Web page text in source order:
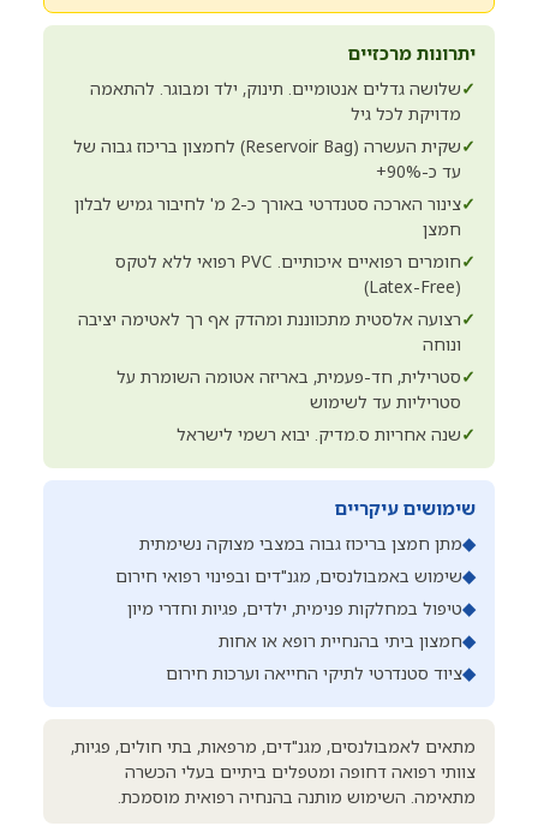
יתרונות מרכזיים
✓שלושה גדלים אנטומיים. תינוק, ילד ומבוגר. להתאמה
מדויקת לכל גיל
✓
שקית העשרה (Reservoir Bag) לחמצון בריכוז גבוה של
עד כ-90%+
✓
צינור הארכה סטנדרטי באורך כ-2 מ' לחיבור גמיש לבלון
חמצן
✓
חומרים רפואיים איכותיים. PVC רפואי ללא לטקס
(Latex-Free)
✓רצועה אלסטית מתכווננת ומהדק אף רך לאטימה יציבה
ונוחה
✓סטרילית, חד-פעמית, באריזה אטומה השומרת על
סטריליות עד לשימוש
✓שנה אחריות ס.מדיק. יבוא רשמי לישראל
שימושים עיקריים
◆מתן חמצן בריכוז גבוה במצבי מצוקה נשימתית
◆שימוש באמבולנסים, מגנ"דים ובפינוי רפואי חירום
◆טיפול במחלקות פנימית, ילדים, פגיות וחדרי מיון
◆חמצון ביתי בהנחיית רופא או אחות
◆ציוד סטנדרטי לתיקי החייאה וערכות חירום
מתאים לאמבולנסים, מגנ"דים, מרפאות, בתי חולים, פגיות,
צוותי רפואה דחופה ומטפלים ביתיים בעלי הכשרה
מתאימה. השימוש מותנה בהנחיה רפואית מוסמכת.